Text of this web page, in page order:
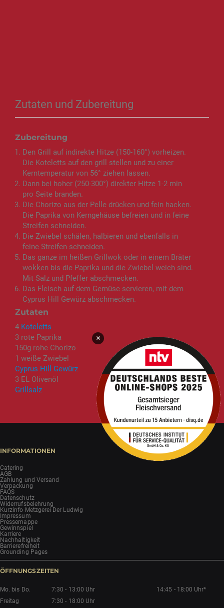
Zutaten und Zubereitung
Zutaten
4 Koteletts
3 rote Paprika
150g rohe Chorizo
1 weiße Zwiebel
Cyprus Hill Gewürz
3 EL Olivenöl
Grillsalz
Zubereitung
Den Grill auf indirekte Hitze (150-160°) vorheizen.
Die Koteletts auf den grill stellen und zu einer
Kerntemperatur von 56° ziehen lassen.
Dann bei hoher (250-300°) direkter Hitze 1-2 min
pro Seite branden.
Die Chorizo aus der Pelle drücken und fein hacken.
Die Paprika von Kerngehäuse befreien und in feine
Streifen schneiden.
Die Zwiebel schälen, halbieren und ebenfalls in
feine Streifen schneiden.
Das ganze im heißen Grillwok oder in einem Bräter
wokken bis die Paprika und die Zwiebel weich sind.
Mit Salz und Pfeffer abschmecken.
Das Fleisch auf dem Gemüse servieren, mit dem
Cyprus Hill Gewürz abschmecken.
INFORMATIONEN
Catering
AGB
Zahlung und Versand
Verpackung
FAQS
Datenschutz
Widerrufsbelehrung
Kurzinfo Metzgerei Der Ludwig
Impressum
Pressemappe
Gewinnspiel
Karriere
Nachhaltigkeit
Barrierefreiheit
Grounding Pages
ÖFFNUNGSZEITEN
Mo. bis Do. 7:30 - 13:00 Uhr
14:45 - 18:00 Uhr*
Freitag
7:30 - 18:00 Uhr
×